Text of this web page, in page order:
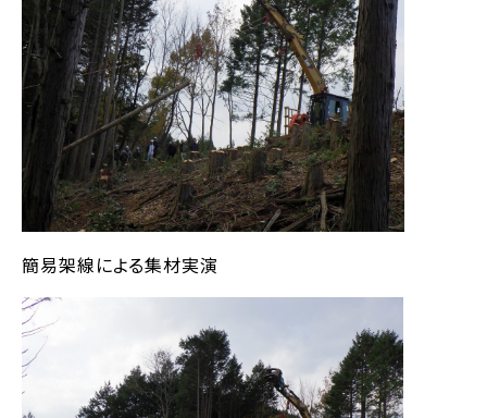
簡易架線による集材実演